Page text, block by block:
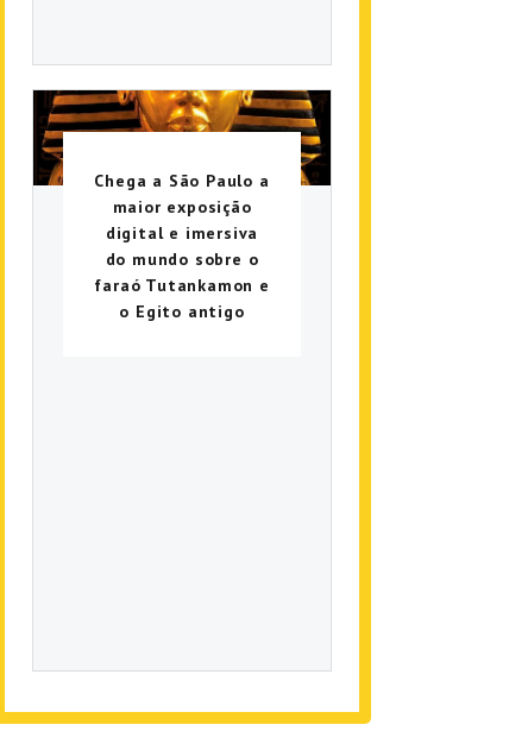
Chega a São Paulo a
maior exposição
digital e imersiva
do mundo sobre o
faraó Tutankamon e
o Egito antigo